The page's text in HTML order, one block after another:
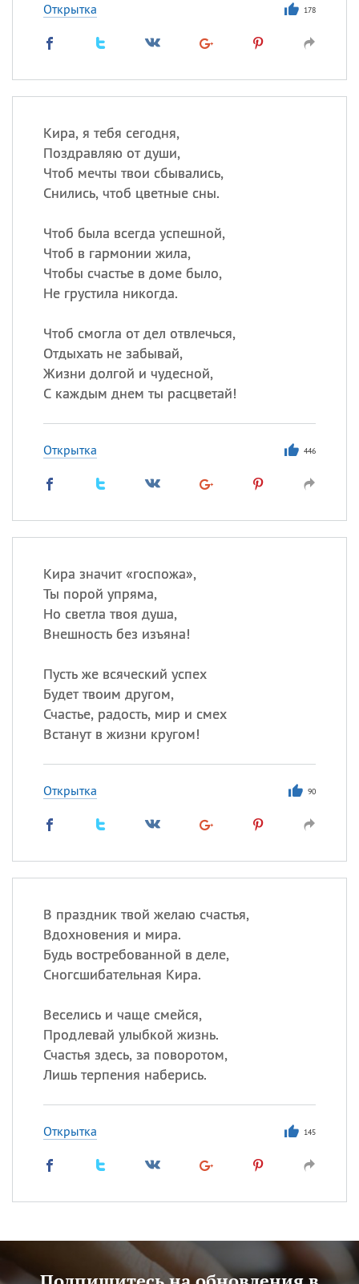
Открытка 178
Кира, я тебя сегодня,
Поздравляю от души,
Чтоб мечты твои сбывались,
Снились, чтоб цветные сны.
Чтоб была всегда успешной,
Чтоб в гармонии жила,
Чтобы счастье в доме было,
Не грустила никогда.
Чтоб смогла от дел отвлечься,
Отдыхать не забывай,
Жизни долгой и чудесной,
С каждым днем ты расцветай!
Открытка 446
Кира значит «госпожа»,
Ты порой упряма,
Но светла твоя душа,
Внешность без изъяна!
Пусть же всяческий успех
Будет твоим другом,
Счастье, радость, мир и смех
Встанут в жизни кругом!
Открытка 90
В праздник твой желаю счастья,
Вдохновения и мира.
Будь востребованной в деле,
Сногсшибательная Кира.
Веселись и чаще смейся,
Продлевай улыбкой жизнь.
Счастья здесь, за поворотом,
Лишь терпения наберись.
Открытка 145